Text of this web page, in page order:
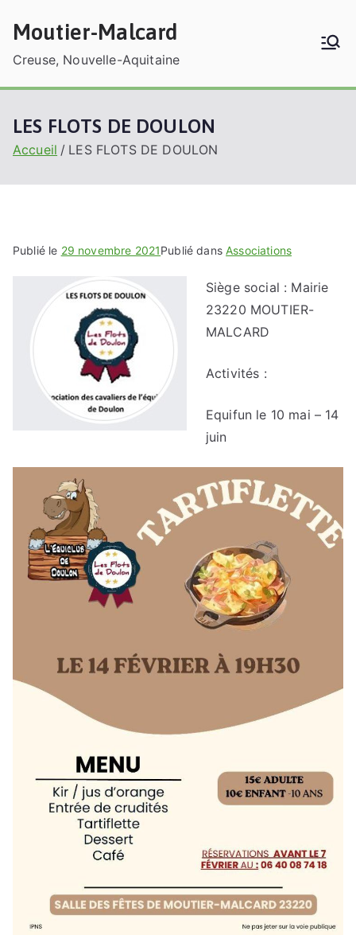
contenu
Moutier-Malcard
Creuse, Nouvelle-Aquitaine
LES FLOTS DE DOULON
Accueil LES FLOTS DE DOULON
Publié le 29 novembre 2021Publié dansAssociations
Siège social : Mairie
23220 MOUTIER-
MALCARD
Activités :
Equifun le 10 mai – 14
juin